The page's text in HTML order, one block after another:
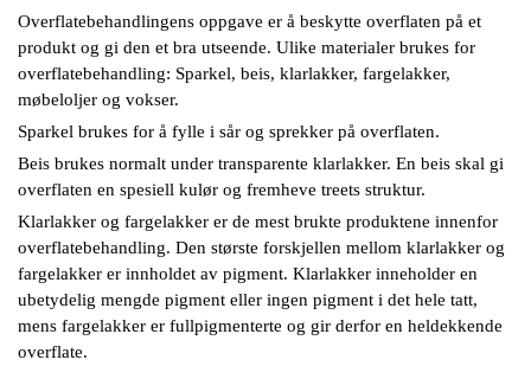
Overflatebehandlingens oppgave er å beskytte overflaten på et
produkt og gi den et bra utseende. Ulike materialer brukes for
overflatebehandling: Sparkel, beis, klarlakker, fargelakker,
møbeloljer og vokser.
Sparkel brukes for å fylle i sår og sprekker på overflaten.
Beis brukes normalt under transparente klarlakker. En beis skal gi
overflaten en spesiell kulør og fremheve treets struktur.
Klarlakker og fargelakker er de mest brukte produktene innenfor
overflatebehandling. Den største forskjellen mellom klarlakker og
fargelakker er innholdet av pigment. Klarlakker inneholder en
ubetydelig mengde pigment eller ingen pigment i det hele tatt,
mens fargelakker er fullpigmenterte og gir derfor en heldekkende
overflate.